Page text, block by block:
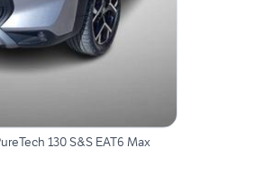
130 S&S EAT6 Max